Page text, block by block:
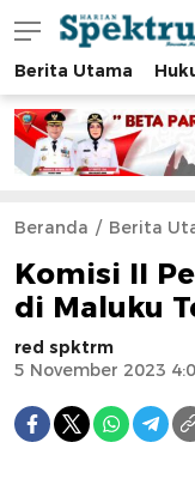
Berita Utama
Beranda Berita
Komisi II
di Maluku
red spktrm
5 November 2023